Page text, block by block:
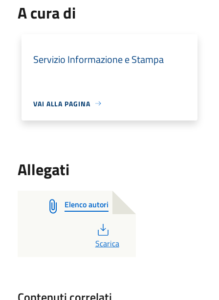
A cura di
Servizio Informazione e Stampa
VAI ALLA PAGINA
Allegati
Elenco autori
PDF
Scarica